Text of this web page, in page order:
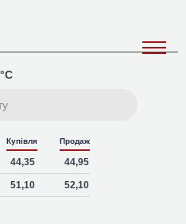
°C
Купівля Продаж
44,35 44,95
51,10 52,10